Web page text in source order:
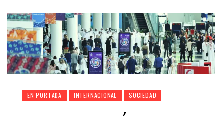
EN PORTADA INTERNACIONAL SOCIEDAD